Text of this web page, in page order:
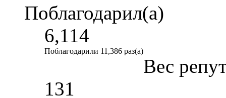
Поблагодарил(а)
6,114
Поблагодарили 11,386 раз(а)
Вес
131